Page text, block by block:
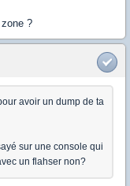
?
avoir un dump de ta
sur une console qui
un flahser non?